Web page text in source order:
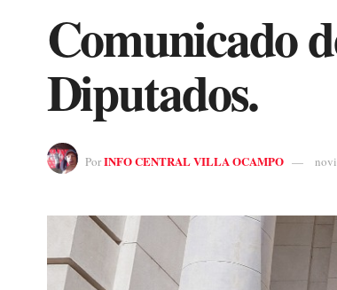
Comunicado
Diputados.
PorINFO CENTRAL VILLA OCAMPO